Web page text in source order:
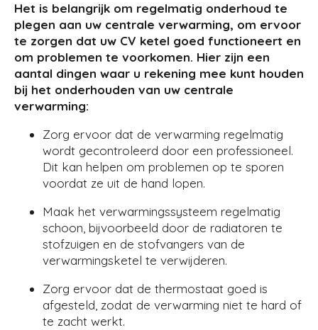
Het is belangrijk om regelmatig onderhoud te
plegen aan uw centrale verwarming, om ervoor
te zorgen dat uw CV ketel goed functioneert en
om problemen te voorkomen. Hier zijn een
aantal dingen waar u rekening mee kunt houden
bij het onderhouden van uw centrale
verwarming:
Zorg ervoor dat de verwarming regelmatig
wordt gecontroleerd door een professioneel.
Dit kan helpen om problemen op te sporen
voordat ze uit de hand lopen.
Maak het verwarmingssysteem regelmatig
schoon, bijvoorbeeld door de radiatoren te
stofzuigen en de stofvangers van de
verwarmingsketel te verwijderen.
Zorg ervoor dat de thermostaat goed is
afgesteld, zodat de verwarming niet te hard of
te zacht werkt.